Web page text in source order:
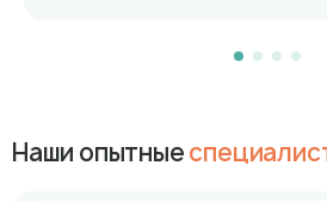
Наши опытные